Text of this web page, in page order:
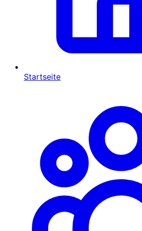
Startseite